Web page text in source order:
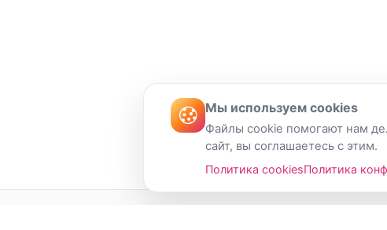
Мы используем cookies
Файлы cookie помогают нам
сайт, вы соглашаетесь с этим.
Политика cookiesПолитика